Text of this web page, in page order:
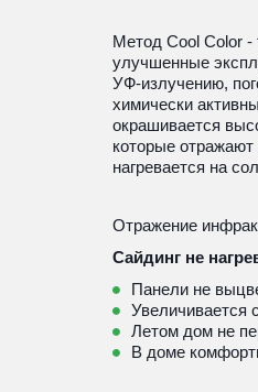
Метод Cool Color -
улучшенные
УФ-излучению,
химически
окрашивается
которые
нагревается на
Отражение
Сайдинг не
Панели не
Увеличивается
Летом дом не
В доме